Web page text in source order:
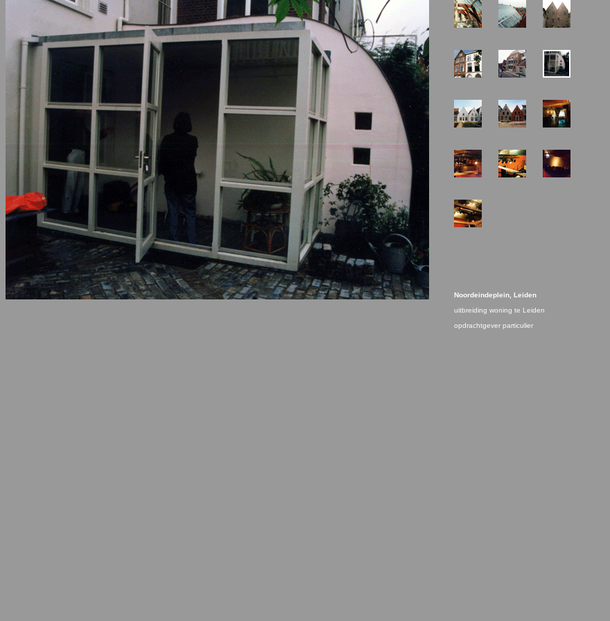
Noordeindeplein, Leiden
uitbreiding woning te Leiden
opdrachtgever particulier